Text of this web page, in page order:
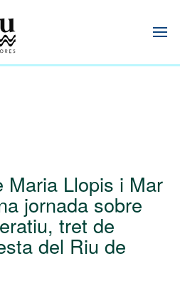
Maria Llopis i Mar
jornada sobre
tret de
del Riu de